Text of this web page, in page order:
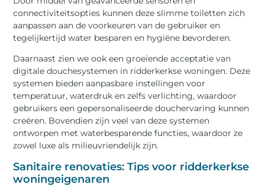
connectiviteitsopties kunnen deze slimme toiletten zich
aanpassen aan de voorkeuren van de gebruiker en
tegelijkertijd water besparen en hygiëne bevorderen.
Daarnaast zien we ook een groeiende acceptatie van
digitale douchesystemen in ridderkerkse woningen. Deze
systemen bieden aanpasbare instellingen voor
temperatuur, waterdruk en zelfs verlichting, waardoor
gebruikers een gepersonaliseerde douchervaring kunnen
creëren. Bovendien zijn veel van deze systemen
ontworpen met waterbesparende functies, waardoor ze
zowel luxe als milieuvriendelijk zijn.
Sanitaire renovaties: Tips voor ridderkerkse
woningeigenaren